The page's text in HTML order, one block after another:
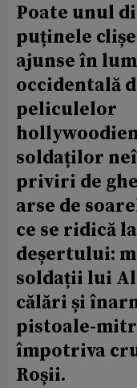
Poate unul
puținele
ajunse în
occidentală
peliculelor
soldaților
priviri de
arse de
ce se ridică
deșertului:
soldații lui
călări și
pistoale-
împotriva
Roșii.